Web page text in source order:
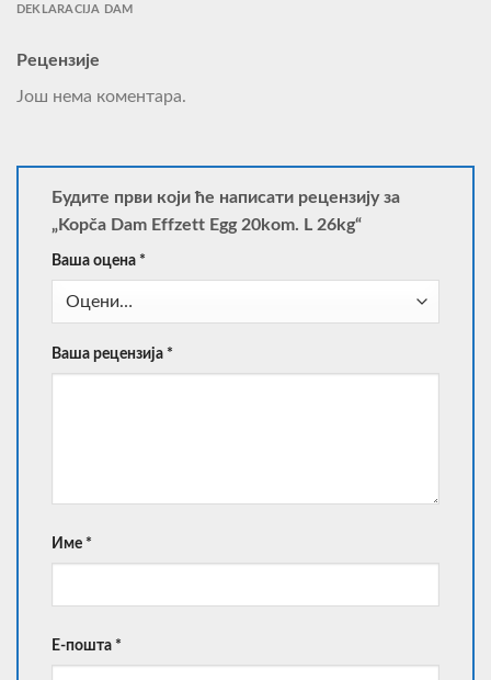
DEKLARACIJA DAM
Рецензије
Још нема коментара.
Будите први који ће написати рецензију за
„Kopča Dam Effzett Egg 20kom. L 26kg“
Ваша оцена *
Ваша рецензија *
Име *
Е-пошта *